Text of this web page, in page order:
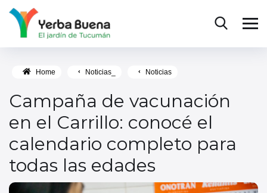
Home Noticias_ Noticias
Campaña de vacunación
en el Carrillo: conocé el
calendario completo para
todas las edades